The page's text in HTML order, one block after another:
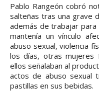
Pablo Rangeón cobró
salteñas tras una grave
además de trabajar para
mantenía un vínculo
abuso sexual, violencia
los días, otras mujeres
ellos señalaban al
actos de abuso sexual
pastillas en sus bebidas.